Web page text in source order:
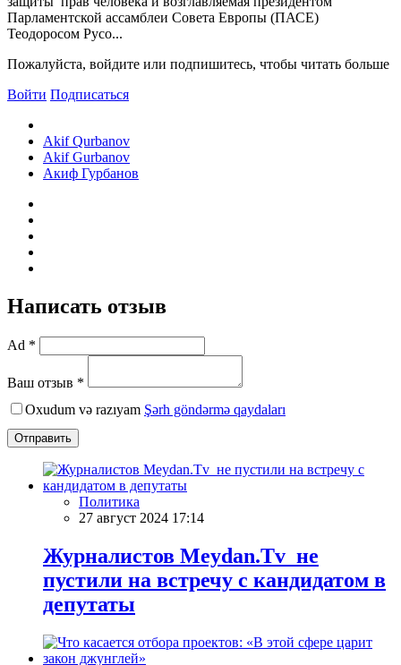
Парламентской ассамблеи Совета Европы (ПАСЕ)
Теодоросом Русо...
Пожалуйста, войдите или подпишитесь, чтобы читать больше
Войти Подписаться
Akif Qurbanov
Akif Gurbanov
Акиф Гурбанов
Написать отзыв
Ad *
Ваш отзыв *
Oxudum və razıyam Şərh göndərmə qaydaları
Отправить
Политика
27 август 2024 17:14
Журналистов Meydan.Tv не
пустили на встречу с кандидатом в
депутаты